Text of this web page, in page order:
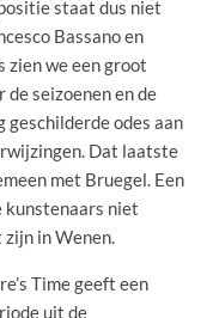
staat dus niet
Bassano en
zien we een groot
seizoenen en de
geschilderde odes aan
Dat laatste
met Bruegel. Een
kunstenaars niet
in Wenen.
Time geeft een
uit de